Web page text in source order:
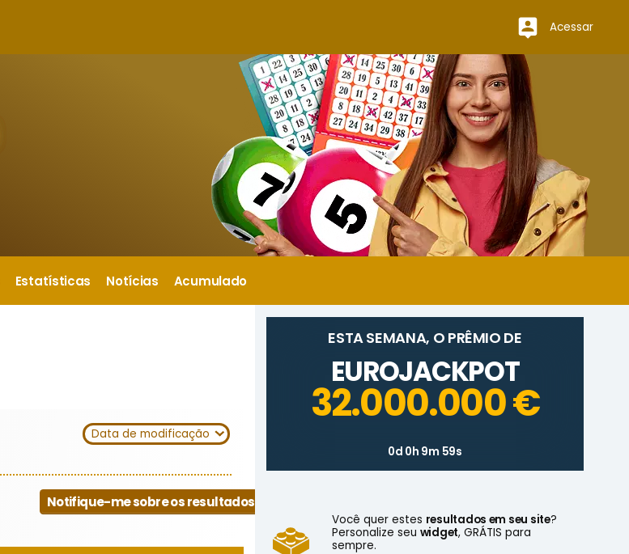
Acessar
Estatísticas Notícias Acumulado
Data de modificação
Notifique-me sobre os resultados
ESTA SEMANA, O PRÊMIO DE
EUROJACKPOT
32.000.000 €
0d 0h 9m 59s
Você quer estes resultados em seu site?
Personalize seu widget, GRÁTIS para
sempre.